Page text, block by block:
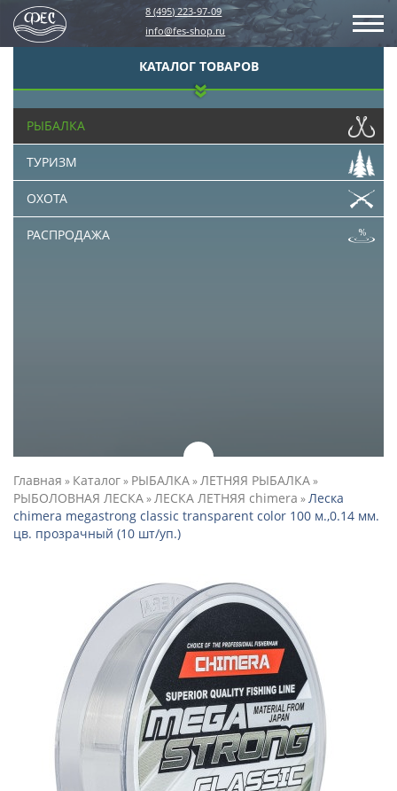
8 (495) 223-97-09
info@fes-shop.ru
КАТАЛОГ ТОВАРОВ
РЫБАЛКА
ТУРИЗМ
ОХОТА
РАСПРОДАЖА
Главная » Каталог» РЫБАЛКА»ЛЕТНЯЯ РЫБАЛКА»
РЫБОЛОВНАЯ ЛЕСКА»ЛЕСКА ЛЕТНЯЯ chimera »Леска
chimera megastrong classic transparent color 100 м.,0.14 мм.
цв. прозрачный (10 шт/уп.)